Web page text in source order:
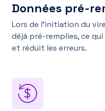
Données pré-
Lors de l’initiation du
déjà pré-remplies, ce
et réduit les erreurs.